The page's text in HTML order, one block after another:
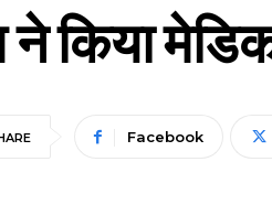
ने किया
Facebook